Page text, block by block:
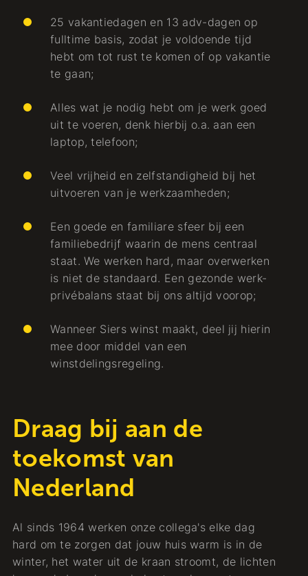
25 vakantiedagen en 13 adv-dagen op
fulltime basis, zodat je voldoende tijd
hebt om tot rust te komen of op vakantie
te gaan;
Alles wat je nodig hebt om je werk goed
uit te voeren, denk hierbij o.a. aan een
laptop, telefoon;
Veel vrijheid en zelfstandigheid bij het
uitvoeren van je werkzaamheden;
Een goede en familiare sfeer bij een
familiebedrijf waarin de mens centraal
staat. We werken hard, maar overwerken
is niet de standaard. Een gezonde werk-
privébalans staat bij ons altijd voorop;
Wanneer Siers winst maakt, deel jij hierin
mee door middel van een
winstdelingsregeling.
Draag bij aan de
toekomst van
Nederland
Al sinds 1964 werken onze collega's elke dag
hard om te zorgen dat jouw huis warm is in de
winter, het water uit de kraan stroomt, de lichten